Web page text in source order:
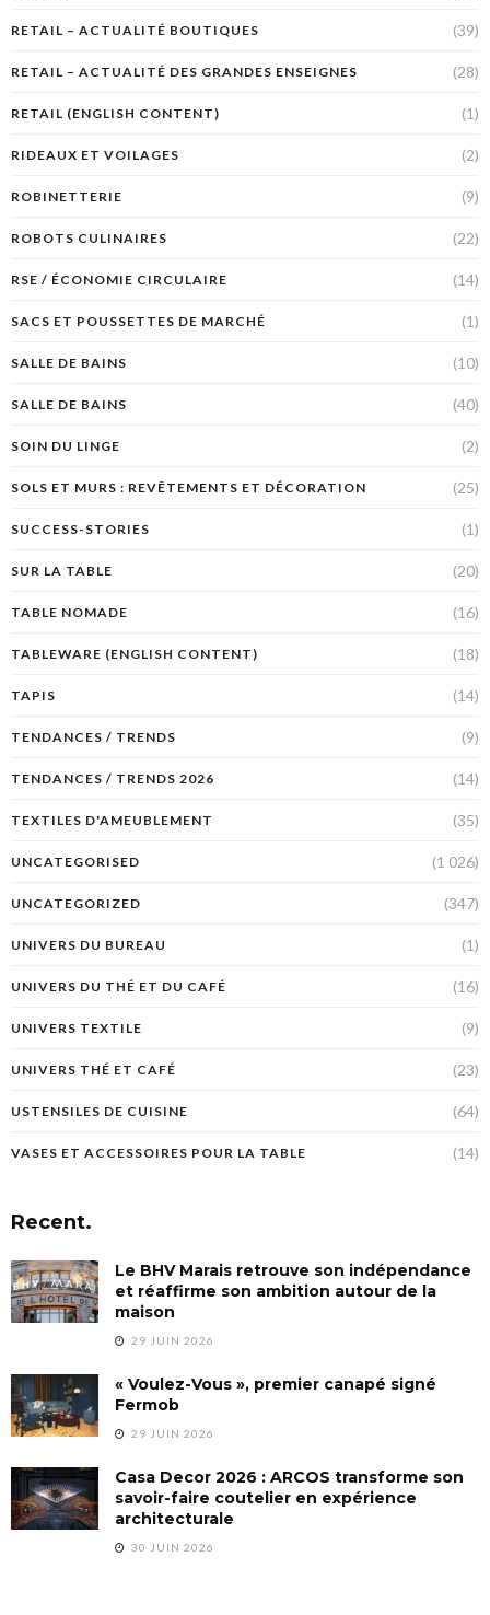
RETAIL – ACTUALITÉ BOUTIQUES (39)
RETAIL – ACTUALITÉ DES GRANDES ENSEIGNES (28)
RETAIL (ENGLISH CONTENT) (1)
RIDEAUX ET VOILAGES (2)
ROBINETTERIE (9)
ROBOTS CULINAIRES (22)
RSE / ÉCONOMIE CIRCULAIRE (14)
SACS ET POUSSETTES DE MARCHÉ (1)
SALLE DE BAINS (10)
SALLE DE BAINS (40)
SOIN DU LINGE (2)
SOLS ET MURS : REVÊTEMENTS ET DÉCORATION (25)
SUCCESS-STORIES (1)
SUR LA TABLE (20)
TABLE NOMADE (16)
TABLEWARE (ENGLISH CONTENT) (18)
TAPIS (14)
TENDANCES / TRENDS (9)
TENDANCES / TRENDS 2026 (14)
TEXTILES D'AMEUBLEMENT (35)
UNCATEGORISED (1 026)
UNCATEGORIZED (347)
UNIVERS DU BUREAU (1)
UNIVERS DU THÉ ET DU CAFÉ (16)
UNIVERS TEXTILE (9)
UNIVERS THÉ ET CAFÉ (23)
USTENSILES DE CUISINE (64)
VASES ET ACCESSOIRES POUR LA TABLE (14)
Recent.
Le BHV Marais retrouve son indépendance
et réaffirme son ambition autour de la
maison
29 JUIN 2026
« Voulez-Vous », premier canapé signé
Fermob
29 JUIN 2026
Casa Decor 2026 : ARCOS transforme son
savoir-faire coutelier en expérience
architecturale
30 JUIN 2026